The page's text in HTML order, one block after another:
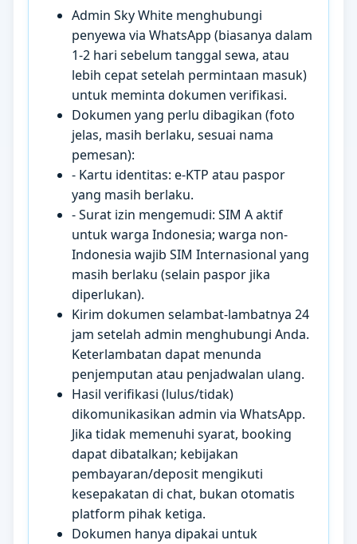
Admin Sky White menghubungi
penyewa via WhatsApp (biasanya dalam
1-2 hari sebelum tanggal sewa, atau
lebih cepat setelah permintaan masuk)
untuk meminta dokumen verifikasi.
Dokumen yang perlu dibagikan (foto
jelas, masih berlaku, sesuai nama
pemesan):
- Kartu identitas: e-KTP atau paspor
yang masih berlaku.
- Surat izin mengemudi: SIM A aktif
untuk warga Indonesia; warga non-
Indonesia wajib SIM Internasional yang
masih berlaku (selain paspor jika
diperlukan).
Kirim dokumen selambat-lambatnya 24
jam setelah admin menghubungi Anda.
Keterlambatan dapat menunda
penjemputan atau penjadwalan ulang.
Hasil verifikasi (lulus/tidak)
dikomunikasikan admin via WhatsApp.
Jika tidak memenuhi syarat, booking
dapat dibatalkan; kebijakan
pembayaran/deposit mengikuti
kesepakatan di chat, bukan otomatis
platform pihak ketiga.
Dokumen hanya dipakai untuk